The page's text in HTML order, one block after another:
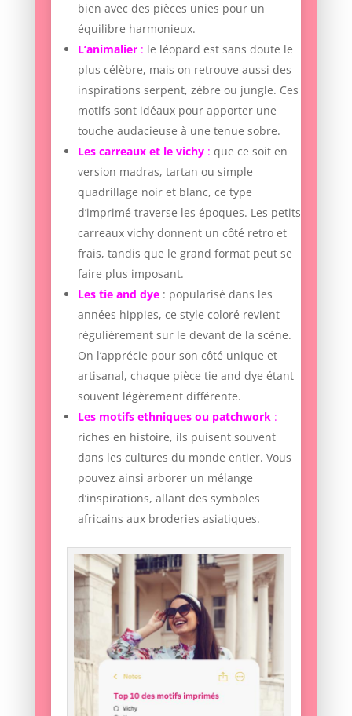
bien avec des pièces unies pour un
équilibre harmonieux.
L’animalier: le léopard est sans doute le
plus célèbre, mais on retrouve aussi des
inspirations serpent, zèbre ou jungle. Ces
motifs sont idéaux pour apporter une
touche audacieuse à une tenue sobre.
Les carreaux et le vichy: que ce soit en
version madras, tartan ou simple
quadrillage noir et blanc, ce type
d’imprimé traverse les époques. Les petits
carreaux vichy donnent un côté retro et
frais, tandis que le grand format peut se
faire plus imposant.
Les tie and dye : popularisé dans les
années hippies, ce style coloré revient
régulièrement sur le devant de la scène.
On l’apprécie pour son côté unique et
artisanal, chaque pièce tie and dye étant
souvent légèrement différente.
Les motifs ethniques ou patchwork:
riches en histoire, ils puisent souvent
dans les cultures du monde entier. Vous
pouvez ainsi arborer un mélange
d’inspirations, allant des symboles
africains aux broderies asiatiques.